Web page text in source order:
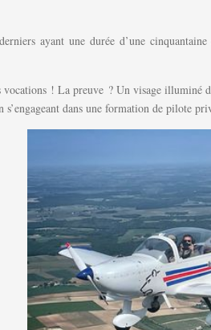
ayant une durée d’une
! La preuve ? Un visage
dans une formation de pilote